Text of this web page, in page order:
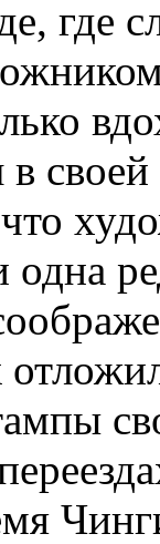
где